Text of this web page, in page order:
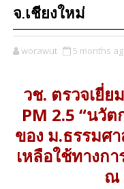
จ.เชียงใหม่
worawut 5 months
วช. ตรวจเยี่
PM 2.5 “นวัต
ของ ม.ธรรมศ
เหลือใช้ทางก
ณ